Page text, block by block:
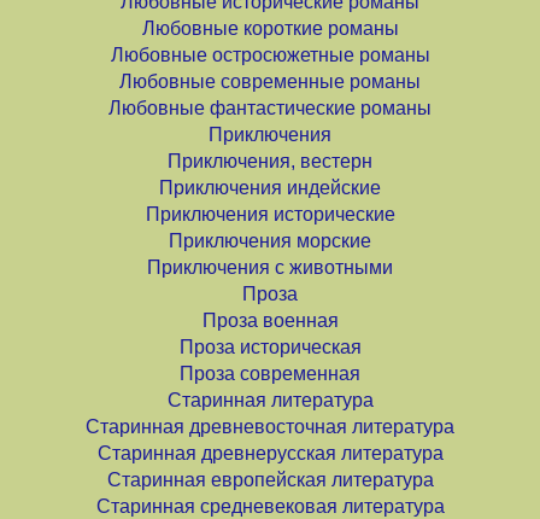
Любовные короткие романы
Любовные остросюжетные романы
Любовные современные романы
Любовные фантастические романы
Приключения
Приключения, вестерн
Приключения индейские
Приключения исторические
Приключения морские
Приключения с животными
Проза
Проза военная
Проза историческая
Проза современная
Старинная литература
Старинная древневосточная литература
Старинная древнерусская литература
Старинная европейская литература
Старинная средневековая литература